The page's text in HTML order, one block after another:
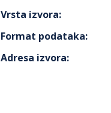
Vrsta izvora:
Format podataka:
Adresa izvora: